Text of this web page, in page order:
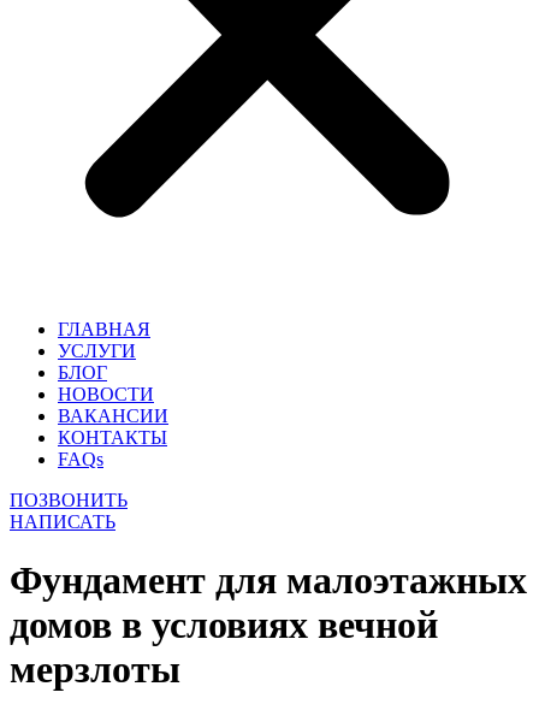
ГЛАВНАЯ
УСЛУГИ
БЛОГ
НОВОСТИ
ВАКАНСИИ
КОНТАКТЫ
FAQs
ПОЗВОНИТЬ
НАПИСАТЬ
Фундамент для малоэтажных
домов в условиях вечной
мерзлоты